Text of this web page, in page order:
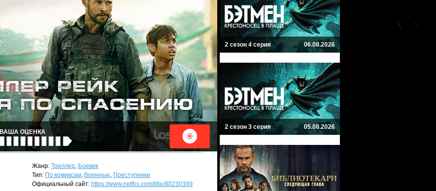
ВАША ОЦЕНКА
Жанр: Триллер, Боевик
Тип: По комиксам, Военные, Преступники
Официальный сайт: https://www.netflix.com/title/80230399
2 сезон 4 серия 06.08.2026
2 сезон 3 серия 05.08.2026